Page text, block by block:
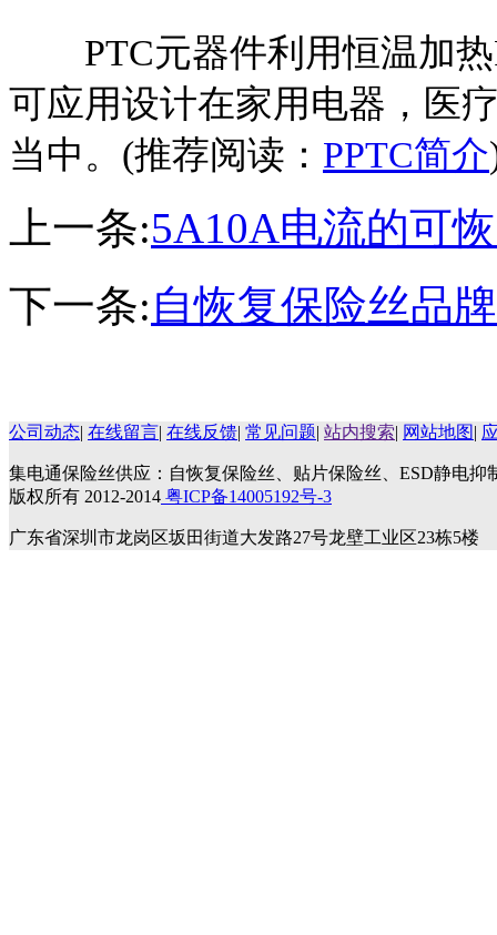
PTC元器件利用恒温加热
可应用设计在家用电器，医
当中。(推荐阅读： PPTC简介
上一条:5A10A电流的可
下一条:自恢复保险丝品牌
公司动态| 在线留言| 在线反馈| 常见问题| 站内搜索| 网站地图 |
集电通保险丝供应：自恢复保险丝、贴片保险丝、ESD静电
版权所有 2012-2014 粤ICP备14005192号-3
广东省深圳市龙岗区坂田街道大发路27号龙壁工业区23栋5楼